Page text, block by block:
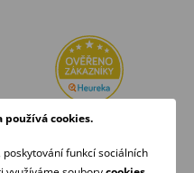
OVĚŘENO
používá cookies.
funkcí sociálních